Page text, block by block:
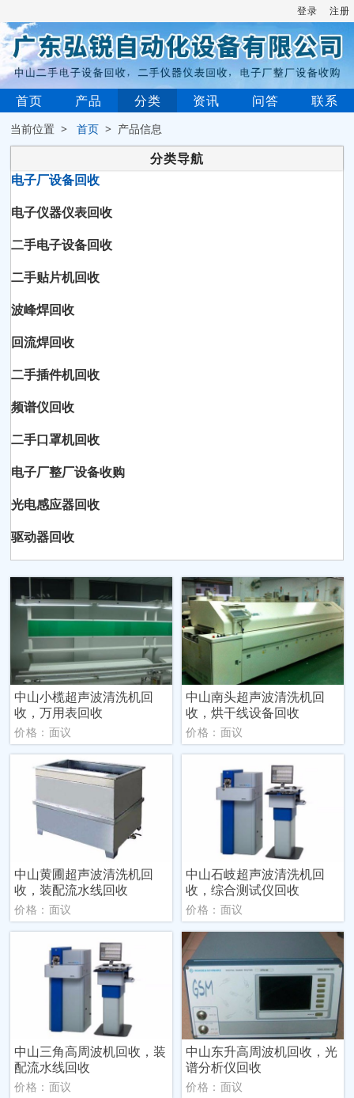
登录 注册
首页 产品 分类 资讯 问答 联系
当前位置 >首页 > 产品信息
分类导航
电子厂设备回收
电子仪器仪表回收
二手电子设备回收
二手贴片机回收
波峰焊回收
回流焊回收
二手插件机回收
频谱仪回收
二手口罩机回收
电子厂整厂设备收购
光电感应器回收
驱动器回收
中山小榄超声波清洗机回
收，万用表回收
价格：面议
中山南头超声波清洗机回
收，烘干线设备回收
价格：面议
中山黄圃超声波清洗机回
收，装配流水线回收
价格：面议
中山石岐超声波清洗机回
收，综合测试仪回收
价格：面议
中山三角高周波机回收，装
配流水线回收
价格：面议
中山东升高周波机回收，光
谱分析仪回收
价格：面议